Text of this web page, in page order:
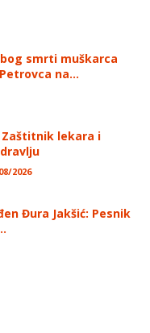
smrti muškarca
na...
lekara i
2026
Đura Jakšić: Pesnik